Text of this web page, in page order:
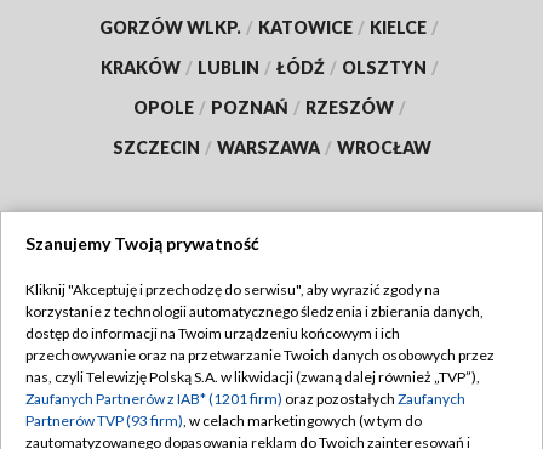
GORZÓW WLKP. / KATOWICE / KIELCE /
KRAKÓW / LUBLIN / ŁÓDŹ / OLSZTYN /
OPOLE / POZNAŃ / RZESZÓW /
SZCZECIN / WARSZAWA / WROCŁAW
TVP
Abonament TVP
Emisja w TVP
Centrum informacji TVP
Regulamin TVP
Polityka prywatności
Moje zgody
Szanujemy Twoją prywatność
Kliknij "Akceptuję i przechodzę do serwisu", aby wyrazić zgody na
korzystanie z technologii automatycznego śledzenia i zbierania danych,
dostęp do informacji na Twoim urządzeniu końcowym i ich
przechowywanie oraz na przetwarzanie Twoich danych osobowych przez
nas, czyli Telewizję Polską S.A. w likwidacji (zwaną dalej również „TVP”),
Zaufanych Partnerów z IAB* (1201 firm) oraz pozostałych Zaufanych
Partnerów TVP (93 firm), w celach marketingowych (w tym do
zautomatyzowanego dopasowania reklam do Twoich zainteresowań i